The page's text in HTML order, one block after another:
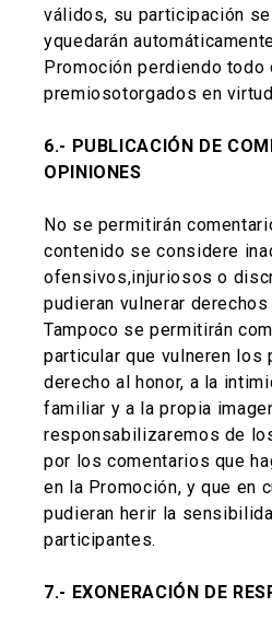
válidos, su participación
yquedarán
Promoción perdiendo todo
premiosotorgados en
6.- PUBLICACIÓN DE
OPINIONES
No se permitirán
contenido se considere
ofensivos,injuriosos o
pudieran vulnerar
Tampoco se permitirán
particular que vulneren los
derecho al honor, a la
familiar y a la propia
responsabilizaremos de
por los comentarios que
en la Promoción, y que en
pudieran herir la
participantes.
7.- EXONERACIÓN DE